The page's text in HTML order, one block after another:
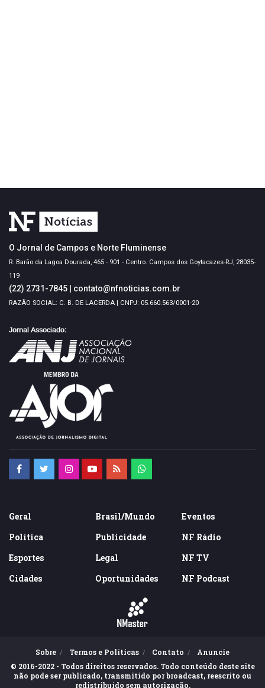
O Jornal de Campos e Norte Fluminense
R. Barão da Lagoa Dourada, 465 - 901 - Centro. Campos dos Goytacazes-RJ, 28035-
119
(22) 2731-7845 contato@nfnoticias.com.br
RAZÃO SOCIAL: C. B. DE LACERDA | CNPJ: 05.660.563/0001-20
Geral
Política
Esportes
Cidades
Brasil/Mundo
Publicidade
Legal
Oportunidades
Eventos
NF Rádio
NF TV
NF Podcast
© 2016-2022 - Todos direitos reservados. Todo conteúdo deste site
não pode ser publicado, transmitido por broadcast, reescrito ou
redistribuído sem autorização.
Sobre Termos e Políticas Contato Anuncie